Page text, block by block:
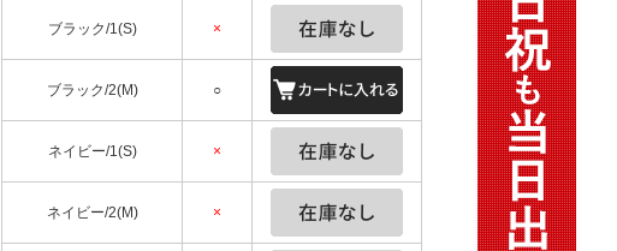
ブラック/1(S) ×
ブラック/2(M) ○
ネイビー/1(S) ×
ネイビー/2(M) ×